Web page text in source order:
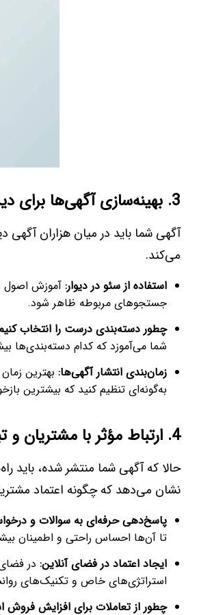
3. بهینه‌سازی آگهی‌ها برای دیده شدن بیشتر
آگهی شما باید در میان هزاران آگهی
می‌کند.
استفاده از سئو در دیوار: آموزش اصول
جستجوهای مربوطه ظاهر شود.
چطور دسته‌بندی درست را انتخاب
شما می‌آموزد که کدام دسته‌بندی‌ها
زمان‌بندی انتشار آگهی‌ها: بهترین
به‌گونه‌ای تنظیم کنید که بیشترین
4. ارتباط مؤثر با مشتریان و تبدیل بازدید به فروش
حالا که آگهی شما منتشر شده، باید
نشان می‌دهد که چگونه اعتماد
پاسخ‌دهی حرفه‌ای به سوالات و
تا آن‌ها احساس راحتی و اطمینان
ایجاد اعتماد در فضای آنلاین: در
استراتژی‌های خاص و تکنیک‌های
چطور از تعاملات برای افزایش فروش